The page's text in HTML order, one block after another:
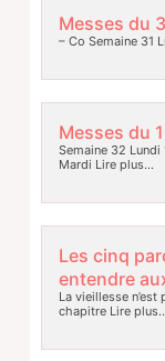
Messes du
– Co Semaine 31
Messes du
Semaine 32
Mardi Lire plus…
Les cinq
entendre
La vieillesse
chapitreLire